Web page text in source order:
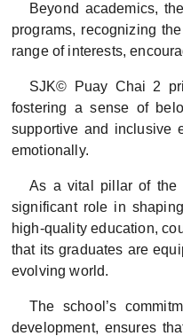
Beyond academics,
programs, recognizing
range of interests,
SJK© Puay Chai 2
fostering a sense of
supportive and inclusive
emotionally.
As a vital pillar of the
significant role in
high-quality education,
that its graduates are
evolving world.
The school’s
development, ensures